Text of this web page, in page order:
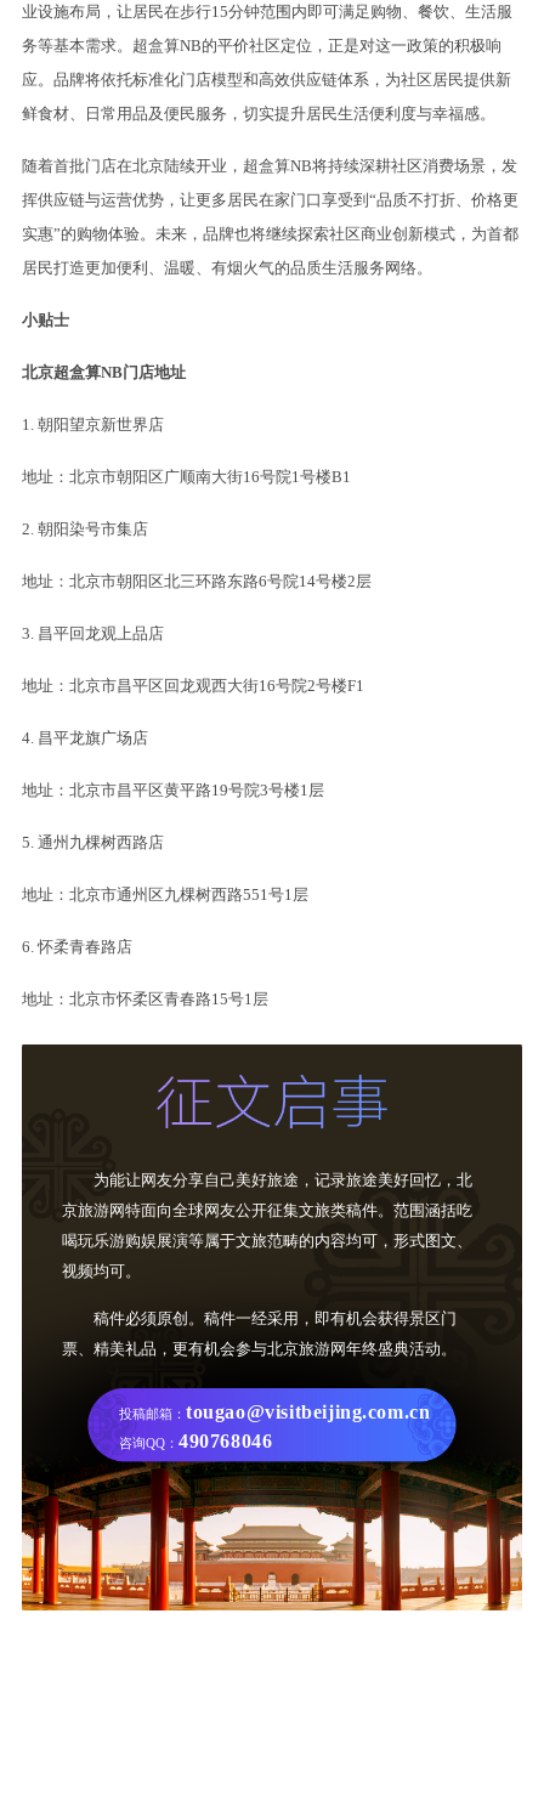
业设施布局，让居民在步行15分钟范围内即可满足购物、餐饮、生活服
务等基本需求。超盒算NB的平价社区定位，正是对这一政策的积极响
应。品牌将依托标准化门店模型和高效供应链体系，为社区居民提供新
鲜食材、日常用品及便民服务，切实提升居民生活便利度与幸福感。
随着首批门店在北京陆续开业，超盒算NB将持续深耕社区消费场景，发
挥供应链与运营优势，让更多居民在家门口享受到“品质不打折、价格更
实惠”的购物体验。未来，品牌也将继续探索社区商业创新模式，为首都
居民打造更加便利、温暖、有烟火气的品质生活服务网络。
小贴士
北京超盒算NB门店地址
1. 朝阳望京新世界店
地址：北京市朝阳区广顺南大街16号院1号楼B1
2. 朝阳染号市集店
地址：北京市朝阳区北三环路东路6号院14号楼2层
3. 昌平回龙观上品店
地址：北京市昌平区回龙观西大街16号院2号楼F1
4. 昌平龙旗广场店
地址：北京市昌平区黄平路19号院3号楼1层
5. 通州九棵树西路店
地址：北京市通州区九棵树西路551号1层
6. 怀柔青春路店
地址：北京市怀柔区青春路15号1层
为能让网友分享自己美好旅途，记录旅途美好回忆，北
京旅游网特面向全球网友公开征集文旅类稿件。范围涵括吃
喝玩乐游购娱展演等属于文旅范畴的内容均可，形式图文、
视频均可。
稿件必须原创。稿件一经采用，即有机会获得景区门
票、精美礼品，更有机会参与北京旅游网年终盛典活动。
投稿邮箱： tougao@visitbeijing.com.cn
咨询QQ： 490768046